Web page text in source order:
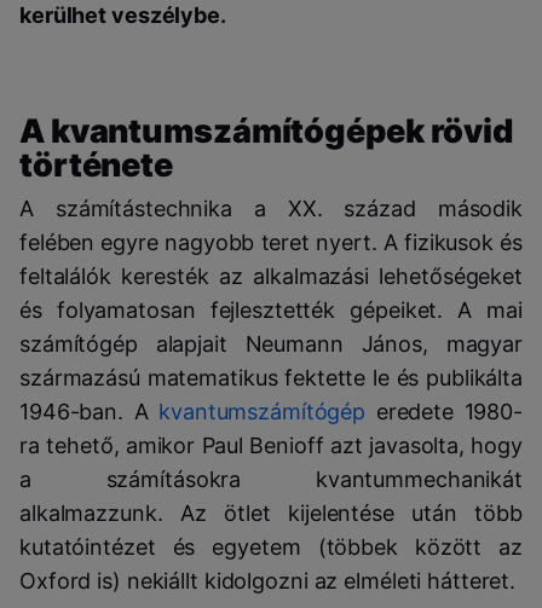
kerülhet veszélybe.
A kvantumszámítógépek rövid
története
A számítástechnika a XX. század második
felében egyre nagyobb teret nyert. A fizikusok és
feltalálók keresték az alkalmazási lehetőségeket
és folyamatosan fejlesztették gépeiket. A mai
számítógép alapjait Neumann János, magyar
származású matematikus fektette le és publikálta
1946-ban. A kvantumszámítógép eredete 1980-
ra tehető, amikor Paul Benioff azt javasolta, hogy
a számításokra kvantummechanikát
alkalmazzunk. Az ötlet kijelentése után több
kutatóintézet és egyetem (többek között az
Oxford is) nekiállt kidolgozni az elméleti hátteret.